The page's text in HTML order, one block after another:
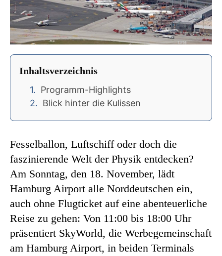
Inhaltsverzeichnis
Programm-Highlights
Blick hinter die Kulissen
Fesselballon, Luftschiff oder doch die
faszinierende Welt der Physik entdecken?
Am Sonntag, den 18. November, lädt
Hamburg Airport alle Norddeutschen ein,
auch ohne Flugticket auf eine abenteuerliche
Reise zu gehen: Von 11:00 bis 18:00 Uhr
präsentiert SkyWorld, die Werbegemeinschaft
am Hamburg Airport, in beiden Terminals